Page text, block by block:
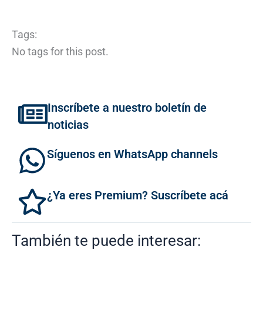
Tags:
No tags for this post.
Inscríbete a nuestro boletín de
noticias
Síguenos en WhatsApp channels
¿Ya eres Premium? Suscríbete acá
También te puede interesar: